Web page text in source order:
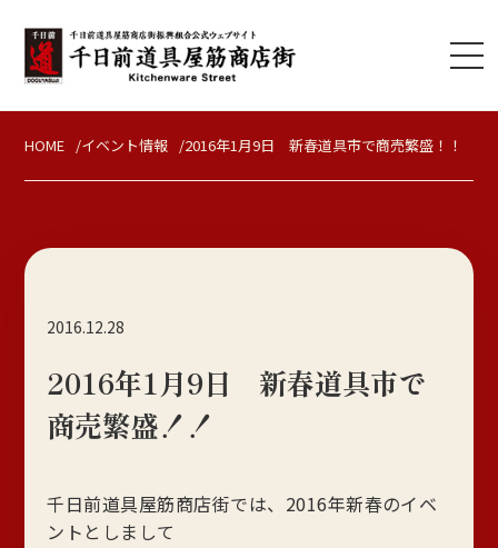
HOME イベント情報 2016年1月9日 新春道具市で商売繁盛！！
2016.12.28
2016年1月9日 新春道具市で
商売繁盛！！
千日前道具屋筋商店街では、2016年新春のイベ
ントとしまして